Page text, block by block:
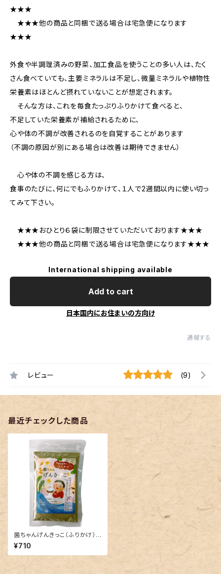
★★★
★★★他の商品と同梱で送る場合は宅急便になります
★★★
外食や半調理済みの野菜、加工食品を使うことの多い人は、たく
さん食べていても、主要ミネラルは不足し、微量ミネラルや植物性
栄養素はほとんど摂れていないことが想定されます。
そんな方は、これを毎食たっぷりふりかけて食べると、
不足していた栄養素が補給されるために、
心や体の不調が改善されるのを自覚することがあります
（不調の原因が別にある場合は改善は期待できません）
心や体の不調を感じる方は、
食事のたびに、何にでもふりかけて、１人で2週間以内に使い切っ
てみて下さい。
★★★おひとり６袋に制限させていただいております★★★
★★★他の商品と同梱で送る場合は宅急便になります★★★
International shipping available
Add to cart
日本国内にお住まいの方向け
通報する
レビュー (9)
最近チェックした商品
菌ちゃんげんきっこ（ふりかけ）：
クリックポストで発送
¥710